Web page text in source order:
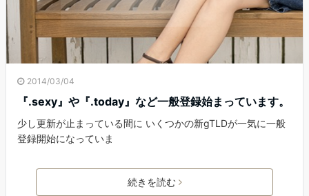
2014/03/04
『.sexy』や『.today』など一般登録始まっています。
少し更新が止まっている間に いくつかの新gTLDが一気に一般
登録開始になっていま
続きを読む